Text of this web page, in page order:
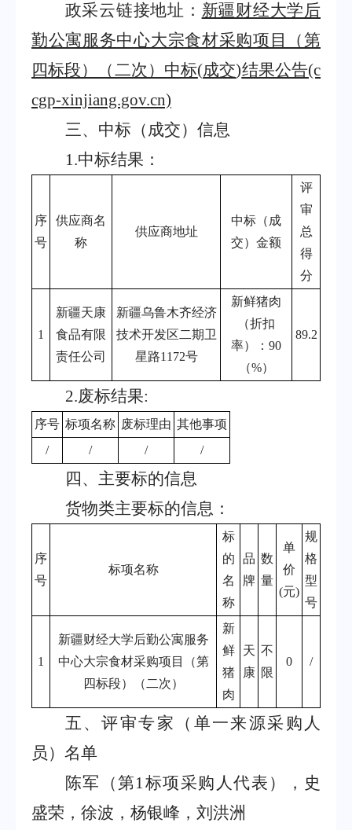
政采云链接地址： 新疆财经大学后
勤公寓服务中心大宗食材采购项目（第
四标段）（二次）中标(成交)结果公告(c
cgp-xinjiang.gov.cn)
三、中标（成交）信息
1.中标结果：
序
号
供应商名
称
供应商地址
中标（成
交）金额
评
审
总
得
分
1
新疆天康
食品有限
责任公司
新疆乌鲁木齐经济
技术开发区二期卫
星路1172号
新鲜猪肉
（折扣
率）： 90
（%）
89.2
2.废标结果:
序号 标项名称 废标理由 其他事项
/
/ / /
四、 主要标的信息
货物类主要标的信息：
序
号
标项名称
标
的
名
称
品
牌
数
量
单
价
(元)
规
格
型
号
1
新疆财经大学后勤公寓服务
中心大宗食材采购项目（第
四标段）（二次）
新
鲜
猪
肉
天
康
不
限
0 /
五、评审专家（单一来源采购人
员）名单
陈军（第1标项采购人代表），史
盛荣，徐波，杨银峰，刘洪洲